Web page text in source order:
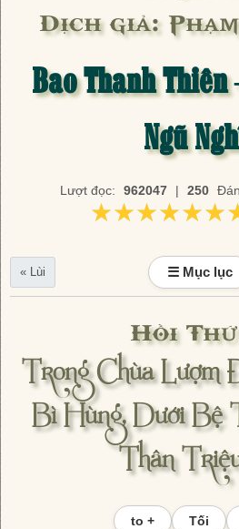
Dịch giả:
Bao Thanh
Ngũ
Lượt đọc: 962047 | 250
« Lùi ☰ Mục lục
Hồi
Trong Chùa Lượm
Bì Hùng, Dưới Bệ
Thân
to + Tối